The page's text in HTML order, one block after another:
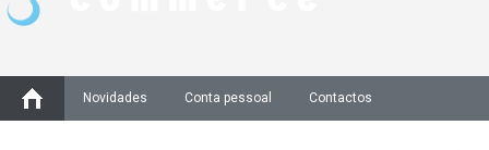
Novidades Conta pessoal Contactos